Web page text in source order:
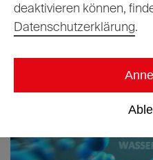
deaktivieren können,
Datenschutzerklärung.
15.10.2024 Eugen